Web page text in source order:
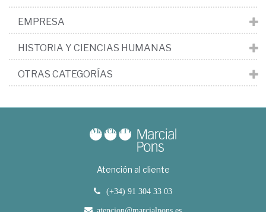
EMPRESA
HISTORIA Y CIENCIAS HUMANAS
OTRAS CATEGORÍAS
Atención al cliente
(+34) 91 304 33 03
atencion@marcialpons.es